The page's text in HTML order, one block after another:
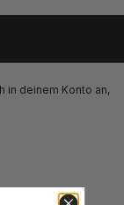
in deinem Konto an,